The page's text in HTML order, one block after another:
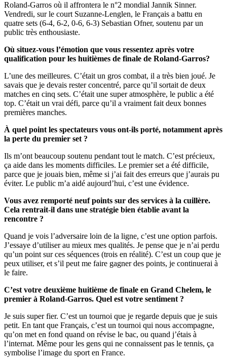
Roland-Garros où il affrontera le n°2 mondial Jannik Sinner.
Vendredi, sur le court Suzanne-Lenglen, le Français a battu en
quatre sets (6-4, 6-2, 0-6, 6-3) Sebastian Ofner, soutenu par un
public très enthousiaste.
Où situez-vous l’émotion que vous ressentez après votre
qualification pour les huitièmes de finale de Roland-Garros?
L’une des meilleures. C’était un gros combat, il a très bien joué. Je
savais que je devais rester concentré, parce qu’il sortait de deux
matches en cinq sets. C’était une super atmosphère, le public a été
top. C’était un vrai défi, parce qu’il a vraiment fait deux bonnes
premières manches.
À quel point les spectateurs vous ont-ils porté, notamment après
la perte du premier set ?
Ils m’ont beaucoup soutenu pendant tout le match. C’est précieux,
ça aide dans les moments difficiles. Le premier set a été difficile,
parce que je jouais bien, même si j’ai fait des erreurs que j’aurais pu
éviter. Le public m’a aidé aujourd’hui, c’est une évidence.
Vous avez remporté neuf points sur des services à la cuillère.
Cela rentrait-il dans une stratégie bien établie avant la
rencontre ?
Quand je vois l’adversaire loin de la ligne, c’est une option parfois.
J’essaye d’utiliser au mieux mes qualités. Je pense que je n’ai perdu
qu’un point sur ces séquences (trois en réalité). C’est un coup que je
peux utiliser, et s’il peut me faire gagner des points, je continuerai à
le faire.
C’est votre deuxième huitième de finale en Grand Chelem, le
premier à Roland-Garros. Quel est votre sentiment ?
Je suis super fier. C’est un tournoi que je regarde depuis que je suis
petit. En tant que Français, c’est un tournoi qui nous accompagne,
qu’on met en fond quand on révise le bac, ou quand j’étais à
l’internat. Même pour les gens qui ne connaissent pas le tennis, ça
symbolise l’image du sport en France.